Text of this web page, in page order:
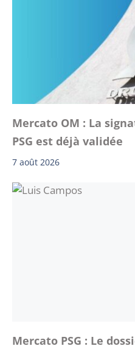
Mercato OM : La
PSG est déjà validée
7 août 2026
Mercato PSG : Le